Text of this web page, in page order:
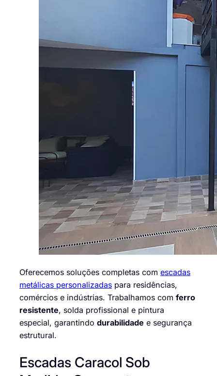
Oferecemos soluções completas com escadas
metálicas personalizadas para residências,
comércios e indústrias. Trabalhamos com ferro
resistente, solda profissional e pintura
especial, garantindo durabilidade e segurança
estrutural.
Escadas Caracol Sob